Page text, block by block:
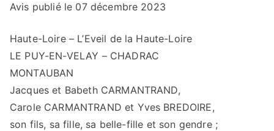
Avis publié le 07 décembre 2023
Haute-Loire– L’Eveil de la Haute-Loire
LE PUY-EN-VELAY – CHADRAC
MONTAUBAN
Jacques et Babeth CARMANTRAND,
Carole CARMANTRAND et Yves BREDOIRE,
son fils, sa fille, sa belle-fille et son gendre ;